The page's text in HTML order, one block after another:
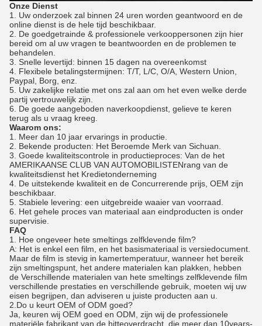
Onze Dienst
1. Uw onderzoek zal binnen 24 uren worden geantwoord en de
online dienst is de hele tijd beschikbaar.
2. De goedgetrainde & professionele verkooppersonen zijn hier
bereid om al uw vragen te beantwoorden en de problemen te
behandelen.
3. Snelle levertijd: binnen 15 dagen na overeenkomst
4. Flexibele betalingstermijnen: T/T, L/C, O/A, Western Union,
Paypal, Borg, enz.
5. Uw zakelijke relatie met ons zal aan om het even welke derde
partij vertrouwelijk zijn.
6. De goede aangeboden naverkoopdienst, gelieve te keren
terug als u vraag kreeg.
Waarom ons:
1. Meer dan 10 jaar ervarings in productie.
2. Bekende producten: Het Beroemde Merk van Sichuan.
3. Goede kwaliteitscontrole in productieproces: Van de het
AMERIKAANSE CLUB VAN AUTOMOBILISTENrang van de
kwaliteitsdienst het Kredietonderneming
4. De uitstekende kwaliteit en de Concurrerende prijs, OEM zijn
beschikbaar.
5. Stabiele levering: een uitgebreide waaier van voorraad.
6. Het gehele proces van materiaal aan eindproducten is onder
supervisie.
FAQ
1. Hoe ongeveer hete smeltings zelfklevende film?
A: Het is enkel een film, en het basismateriaal is versiedocument.
Maar de film is stevig in kamertemperatuur, wanneer het bereik
zijn smeltingspunt, het andere materialen kan plakken, hebben
de Verschillende materialen van hete smeltings zelfklevende film
verschillende prestaties en verschillende gebruik, moeten wij uw
eisen begrijpen, dan adviseren u juiste producten aan u.
2.Do u keurt OEM of ODM goed?
Ja, keuren wij OEM goed en ODM, zijn wij de professionele
materiële fabrikant van de hitteoverdracht, die meer dan 10years-